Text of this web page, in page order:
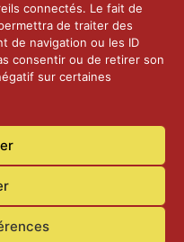
connectés. Le fait de
de traiter des
de navigation ou les ID
consentir ou de retirer son
sur certaines
– Berne
Confidentialité